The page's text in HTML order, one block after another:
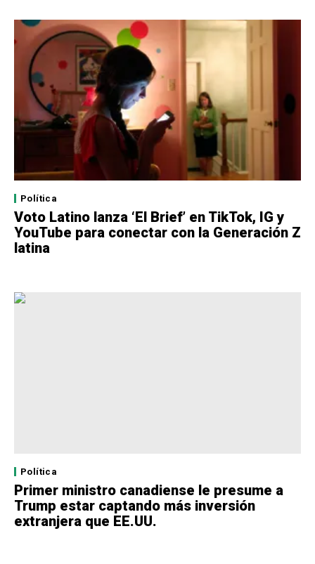
Política
Voto Latino lanza ‘El Brief’ en TikTok, IG y
YouTube para conectar con la Generación Z
latina
Política
Primer ministro canadiense le presume a
Trump estar captando más inversión
extranjera que EE.UU.